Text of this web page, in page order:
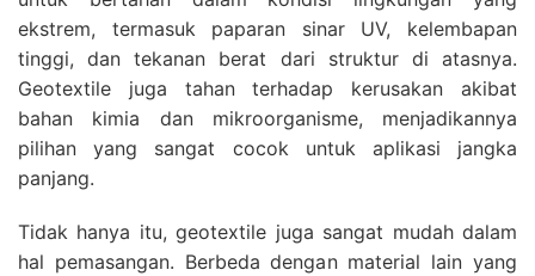
ekstrem, termasuk paparan sinar UV, kelembapan
tinggi, dan tekanan berat dari struktur di atasnya.
Geotextile juga tahan terhadap kerusakan akibat
bahan kimia dan mikroorganisme, menjadikannya
pilihan yang sangat cocok untuk aplikasi jangka
panjang.
Tidak hanya itu, geotextile juga sangat mudah dalam
hal pemasangan. Berbeda dengan material lain yang